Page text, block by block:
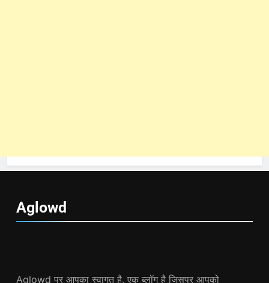
Aglowd
Aglowd पर आपका स्वागत है, एक ब्लॉग है जिसपर आपको